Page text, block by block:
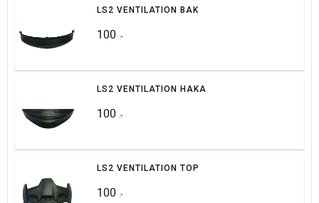
LS2 VENTILATION BAK
100 :-
LS2 VENTILATION HAKA
100 :-
LS2 VENTILATION TOP
100 :-